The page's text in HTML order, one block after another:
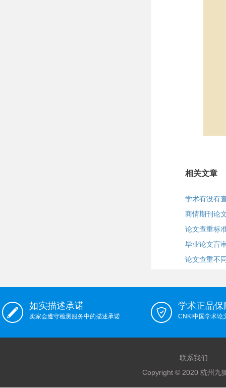
相关文章
学术有没有
商情期刊论
论文查重标
毕业论文盲
论文查重不
如实描述承诺
卖家会遵守检测服务中的描述承诺
学术正品保
CNKI中国学术论
联系我们
Copyright © 2020 杭州九